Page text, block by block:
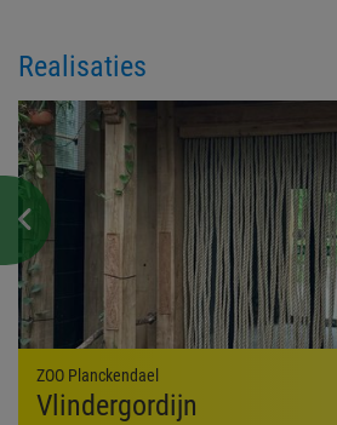
Realisaties
ZOO Planckendael
Vlindergordijn